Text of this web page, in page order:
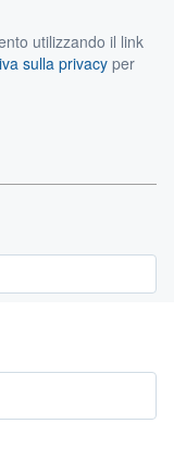
utilizzando il link
sulla privacy per